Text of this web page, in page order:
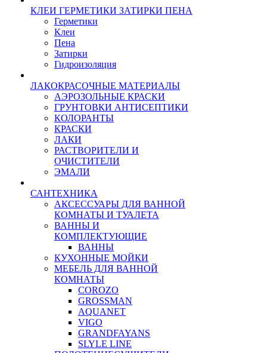
КЛЕИ ГЕРМЕТИКИ ЗАТИРКИ ПЕНА
Герметики
Клеи
Пена
Затирки
Гидроизоляция
ЛАКОКРАСОЧНЫЕ МАТЕРИАЛЫ
АЭРОЗОЛЬНЫЕ КРАСКИ
ГРУНТОВКИ АНТИСЕПТИКИ
КОЛОРАНТЫ
КРАСКИ
ЛАКИ
РАСТВОРИТЕЛИ И
ОЧИСТИТЕЛИ
ЭМАЛИ
САНТЕХНИКА
АКСЕССУАРЫ ДЛЯ ВАННОЙ
КОМНАТЫ И ТУАЛЕТА
ВАННЫ И
КОМПЛЕКТУЮЩИЕ
ВАННЫ
КУХОННЫЕ МОЙКИ
МЕБЕЛЬ ДЛЯ ВАННОЙ
КОМНАТЫ
COROZO
GROSSMAN
AQUANET
VIGO
GRANDFAYANS
SLYLE LINE